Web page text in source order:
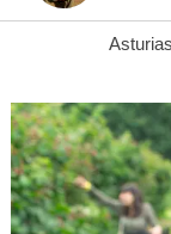
Asturias